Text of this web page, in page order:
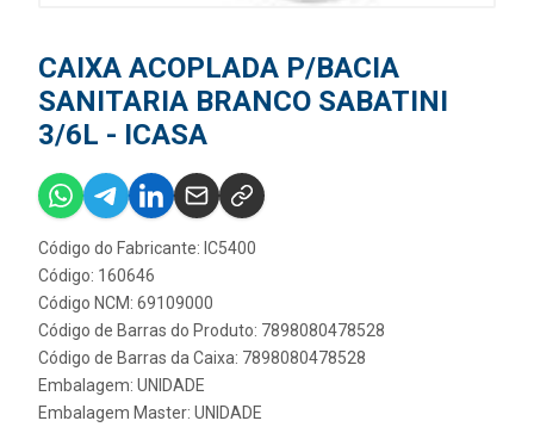
CAIXA ACOPLADA P/BACIA
SANITARIA BRANCO SABATINI
3/6L - ICASA
Código do Fabricante: IC5400
Código: 160646
Código NCM: 69109000
Código de Barras do Produto: 7898080478528
Código de Barras da Caixa: 7898080478528
Embalagem: UNIDADE
Embalagem Master: UNIDADE